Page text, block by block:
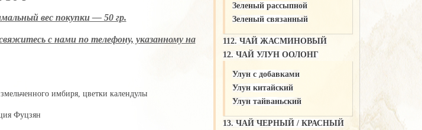
вес покупки — 50 гр.
с нами по телефону, указанному на
имбиря, цветки календулы
Фуцзян
Зеленый рассыпной
Зеленый связанный
112. ЧАЙ ЖАСМИНОВЫЙ
12. ЧАЙ УЛУН ООЛОНГ
Улун c добавками
Улун китайский
Улун тайваньский
13. ЧАЙ ЧЕРНЫЙ / КРАСНЫЙ